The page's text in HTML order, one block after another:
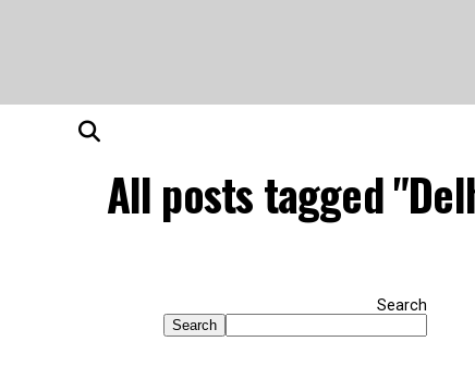
All posts tagged
Search
Search